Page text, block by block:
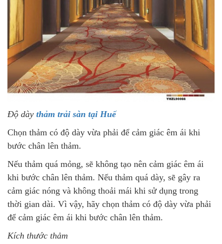
Độ dày thảm trải sàn tại Huế
Chọn thảm có độ dày vừa phải để cảm giác êm ái khi
bước chân lên thảm.
Nếu thảm quá mỏng, sẽ không tạo nên cảm giác êm ái
khi bước chân lên thảm. Nếu thảm quá dày, sẽ gây ra
cảm giác nóng và không thoải mái khi sử dụng trong
thời gian dài. Vì vậy, hãy chọn thảm có độ dày vừa phải
để cảm giác êm ái khi bước chân lên thảm.
Kích thước thảm